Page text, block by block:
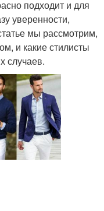
подходит и для
уверенности,
мы рассмотрим,
и какие стилисты
случаев.